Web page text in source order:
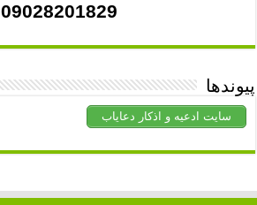
09028201829
پیوندها
سایت ادعیه و اذکار دعایاب